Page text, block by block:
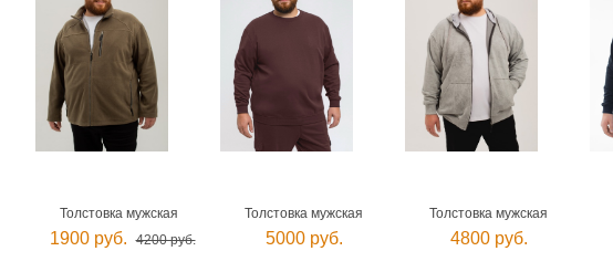
Толстовка мужская
1900 руб. 4200 руб.
Толстовка мужская
5000 руб.
Толстовка мужская
4800 руб.